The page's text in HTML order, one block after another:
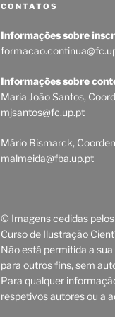
CONTATOS
Informações sobre
Informações sobre
Maria João Santos,
mjsantos@fc.up.pt
Mário Bismarck,
malmeida@fba.up.pt
© Imagens cedidas
Curso de Ilustração
Não está permitida a
para outros fins, sem
Para qualquer
respetivos autores ou a